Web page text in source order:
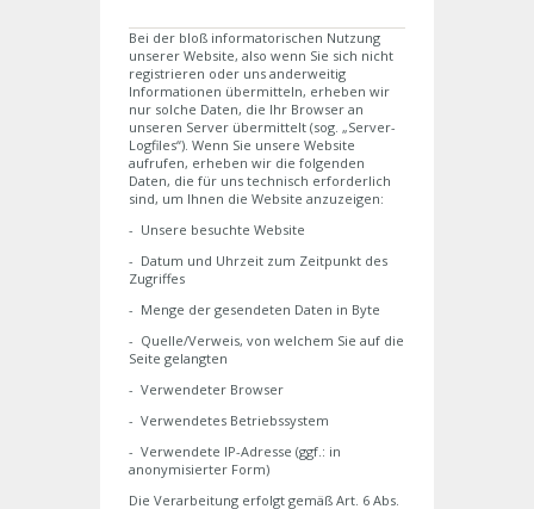
Bei der bloß informatorischen Nutzung
unserer Website, also wenn Sie sich nicht
registrieren oder uns anderweitig
Informationen übermitteln, erheben wir
nur solche Daten, die Ihr Browser an
unseren Server übermittelt (sog. „Server-
Logfiles“). Wenn Sie unsere Website
aufrufen, erheben wir die folgenden
Daten, die für uns technisch erforderlich
sind, um Ihnen die Website anzuzeigen:
- Unsere besuchte Website
- Datum und Uhrzeit zum Zeitpunkt des
Zugriffes
- Menge der gesendeten Daten in Byte
- Quelle/Verweis, von welchem Sie auf die
Seite gelangten
- Verwendeter Browser
- Verwendetes Betriebssystem
- Verwendete IP-Adresse (ggf.: in
anonymisierter Form)
Die Verarbeitung erfolgt gemäß Art. 6 Abs.